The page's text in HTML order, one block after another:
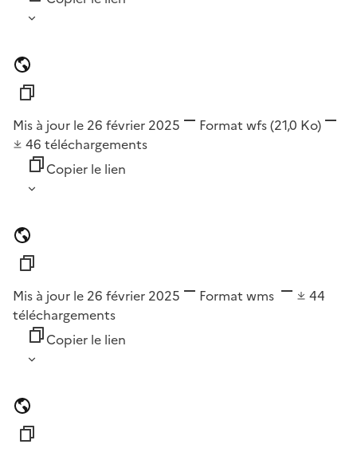
Mis à jour le 26 février 2025 Format wfs(21,0 Ko)
46 téléchargements
Copier le lien
Mis à jour le 26 février 2025 Format wms
44
téléchargements
Copier le lien